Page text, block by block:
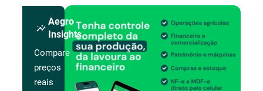
insights
Aegro
Insights
Compare
preços
reais